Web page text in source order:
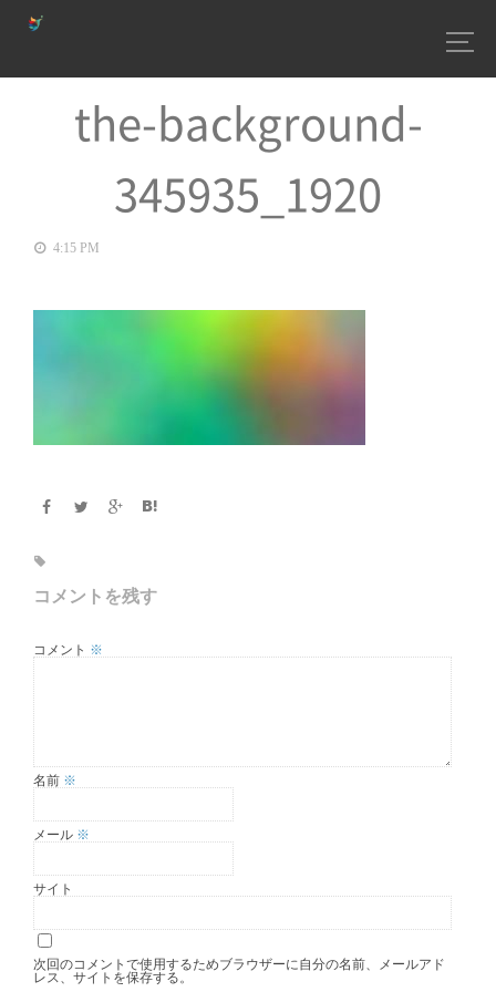
the-background-
345935_1920
4:15 PM
コメントを残す
コメント ※
名前 ※
メール ※
サイト
次回のコメントで使用するためブラウザーに自分の名前、メールアド
レス、サイトを保存する。